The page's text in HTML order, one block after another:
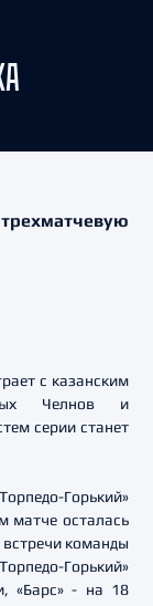
с казанским
Челнов и
серии станет
Горький»
матче осталась
команды
Горький»
«Барс» - на 18